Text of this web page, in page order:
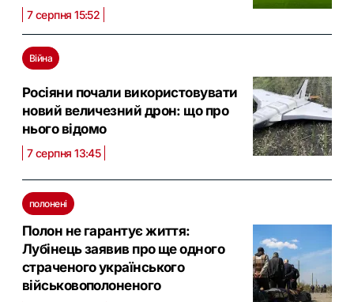
7 серпня 15:52
Війна
Росіяни почали використовувати
новий величезний дрон: що про
нього відомо
7 серпня 13:45
полонені
Полон не гарантує життя:
Лубінець заявив про ще одного
страченого українського
військовополоненого